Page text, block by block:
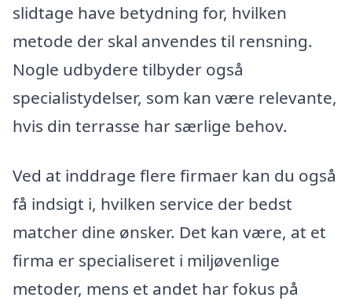
slidtage have betydning for, hvilken
metode der skal anvendes til rensning.
Nogle udbydere tilbyder også
specialistydelser, som kan være relevante,
hvis din terrasse har særlige behov.
Ved at inddrage flere firmaer kan du også
få indsigt i, hvilken service der bedst
matcher dine ønsker. Det kan være, at et
firma er specialiseret i miljøvenlige
metoder, mens et andet har fokus på